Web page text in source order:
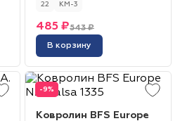
22 КМ-3
543 ₽
485 ₽
В корзину
-9%
Ковролин BFS Europe